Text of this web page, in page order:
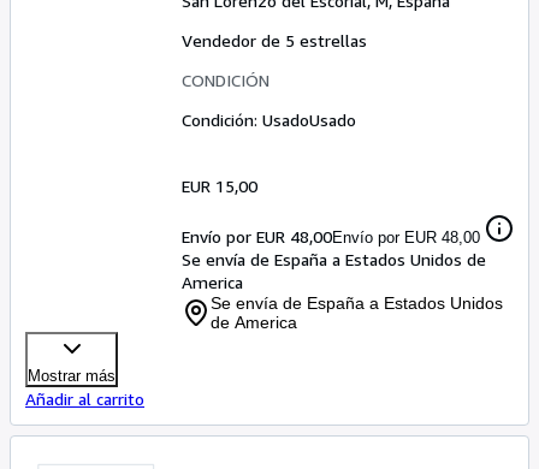
Vendedor de 5 estrellas
CONDICIÓN
Condición: UsadoUsado
EUR 15,00
Envío por EUR 48,00Envío por EUR 48,00
Se envía de España a Estados Unidos de
America
Se envía de España a Estados Unidos
de America
Mostrar más
Añadir al carrito